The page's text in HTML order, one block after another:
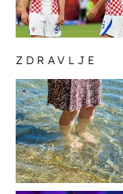
ZDRAVLJE